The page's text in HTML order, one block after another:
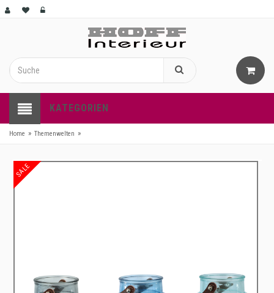
KATEGORIEN
Home » Themenwelten »
SALE